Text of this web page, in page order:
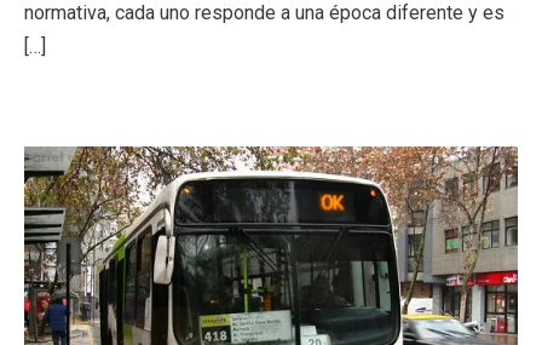
normativa, cada uno responde a una época diferente y es
[…]